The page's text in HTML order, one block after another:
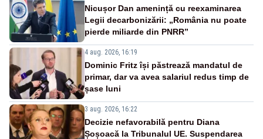
Nicușor Dan amenință cu reexaminarea
Legii decarbonizării: „România nu poate
pierde miliarde din PNRR”
4 aug. 2026, 16:19
Dominic Fritz își păstrează mandatul de
primar, dar va avea salariul redus timp de
șase luni
3 aug. 2026, 16:22
Decizie nefavorabilă pentru Diana
Șoșoacă la Tribunalul UE. Suspendarea